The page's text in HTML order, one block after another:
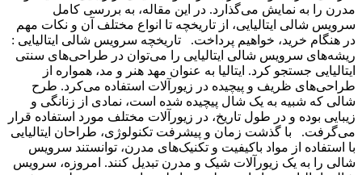
را به نمایش می‌گذارد. در این مقاله، به بررسی کامل
شالی ایتالیایی، از تاریخچه تا انواع مختلف آن و نکات مهم
هنگام خرید، خواهیم پرداخت. تاریخچه سرویس شالی ایتالیایی :
سرویس شالی ایتالیایی را می‌توان در طراحی‌های سنتی
جستجو کرد. ایتالیا به عنوان مهد هنر و مد، همواره از
ظریف و پیچیده در زیورآلات استفاده می‌کرد. طرح
که شبیه به یک شال پیچیده شده است، نمادی از زنانگی و
بوده و در طول تاریخ، در زیورآلات مختلف مورد استفاده قرار
با گذشت زمان و پیشرفت تکنولوژی، طراحان ایتالیایی
استفاده از مواد باکیفیت و تکنیک‌های مدرن، توانستند سرویس
را به یک زیورآلات شیک و مدرن تبدیل کنند. امروزه، سرویس